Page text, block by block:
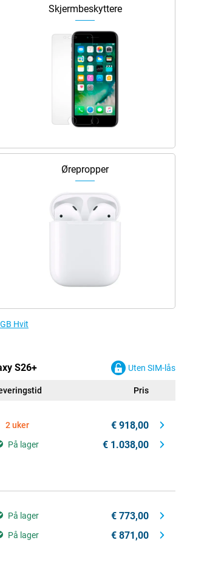
Skjermbeskyttere
Ørepropper
Hvit
S26+ Uten SIM-lås
Pris
2 uker € 918,00
På lager € 1.038,00
På lager € 773,00
På lager € 871,00